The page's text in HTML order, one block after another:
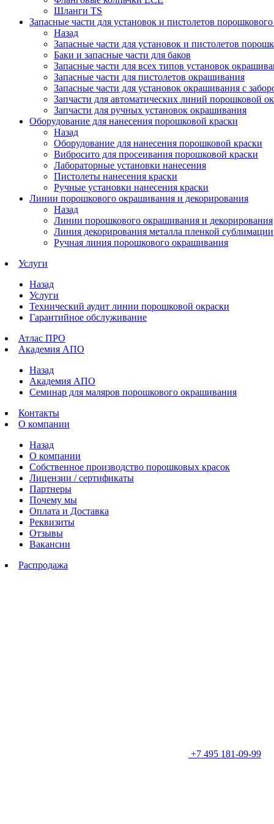
Шланги TS
Запасные части для установок и пистолетов
Назад
Запасные части для установок и пистолетов
Баки и запасные части для баков
Запасные части для всех типов установок
Запасные части для пистолетов окрашивания
Запасные части для установок окрашивания с
Запчасти для автоматических линий порошковой
Запчасти для ручных установок окрашивания
Оборудование для нанесения порошковой краски
Назад
Оборудование для нанесения порошковой краски
Вибросито для просеивания порошковой краски
Лабораторные установки нанесения
Пистолеты нанесения краски
Ручные установки нанесения краски
Линии порошкового окрашивания и декорирования
Назад
Линии порошкового окрашивания и декорирования
Линия декорирования металла пленкой сублимации
Ручная линия порошкового окрашивания
Услуги
Назад
Услуги
Технический аудит линии порошковой окраски
Гарантийное обслуживание
Атлас ПРО
Академия АПО
Назад
Академия АПО
Семинар для маляров порошкового окрашивания
Контакты
О компании
Назад
О компании
Собственное производство порошковых красок
Лицензии / сертификаты
Партнеры
Почему мы
Оплата и Доставка
Реквизиты
Отзывы
Вакансии
Распродажа
+7 495 181-09-99